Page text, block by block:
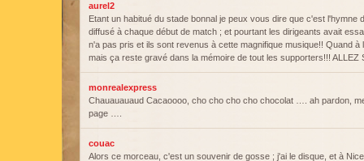
aurel2
Etant un habitué du stade bonnal je peux vous dire que c'est l'hymne
diffusé à chaque début de match ; et pourtant les dirigeants avait
n'a pas pris et ils sont revenus à cette magnifique musique!! Quand à
mais ça reste gravé dans la mémoire de tout les supporters!!!
monrealexpress
Chauauauaud Cacaoooo, cho cho cho cho chocolat …. ah pardon,
page ….
couac
Alors ce morceau, c'est un souvenir de gosse ; j'ai le disque, et à